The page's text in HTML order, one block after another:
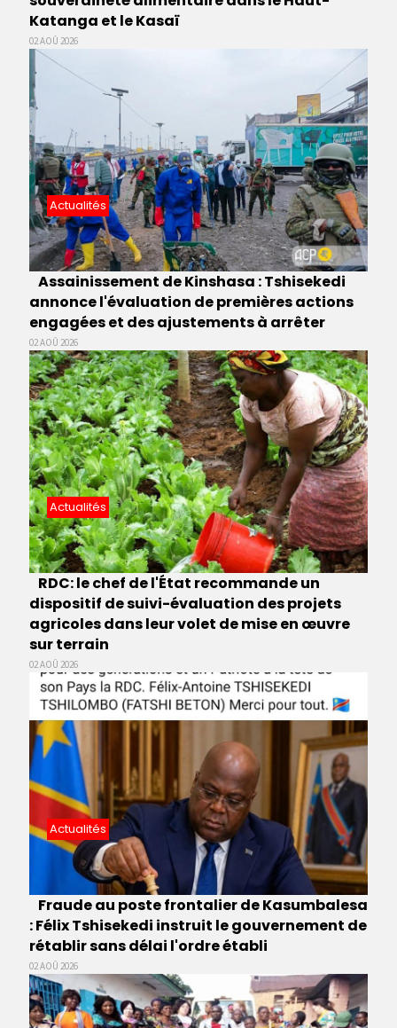
Katanga et le Kasaï
02 AOÛ 2026
Actualités
Assainissement de Kinshasa : Tshisekedi
annonce l'évaluation de premières actions
engagées et des ajustements à arrêter
02 AOÛ 2026
Actualités
RDC: le chef de l'État recommande un
dispositif de suivi-évaluation des projets
agricoles dans leur volet de mise en œuvre
sur terrain
02 AOÛ 2026
Actualités
Fraude au poste frontalier de Kasumbalesa
: Félix Tshisekedi instruit le gouvernement de
rétablir sans délai l'ordre établi
02 AOÛ 2026